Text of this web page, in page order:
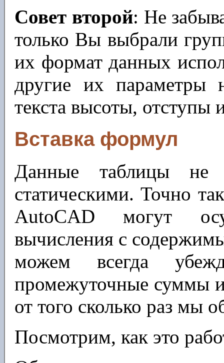
Совет второй: Не
только Вы выбрали
их формат данных
другие их параметры
текста высоты,
Вставка формул
Данные таблицы не
статическими. Точно
AutoCAD могут
вычисления с
можем всегда
промежуточные суммы
от того сколько раз мы
Посмотрим, как это